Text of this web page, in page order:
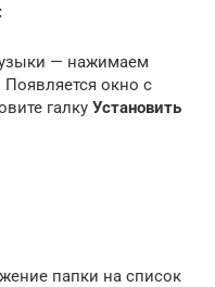
— нажимаем
окно с
галку Установить
папки на список